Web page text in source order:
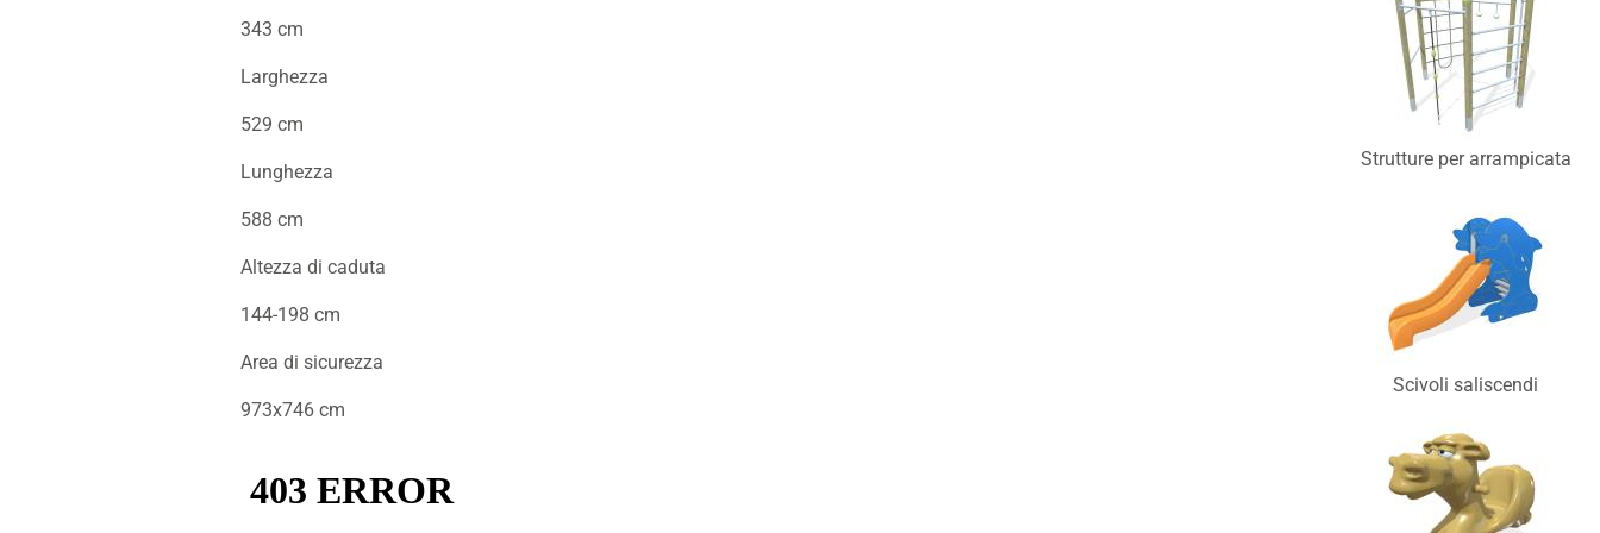
Strutture per arrampicata
Scivoli saliscendi
343 cm
Larghezza
529 cm
Lunghezza
588 cm
Altezza di caduta
144-198 cm
Area di sicurezza
973x746 cm